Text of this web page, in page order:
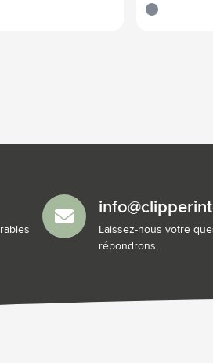
gris clair
Laissez-nous votre
répondrons.